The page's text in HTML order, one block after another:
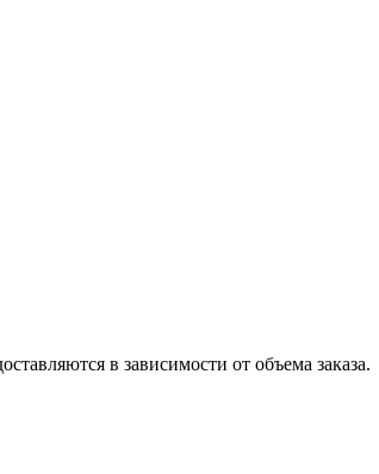
в зависимости от объема заказа.